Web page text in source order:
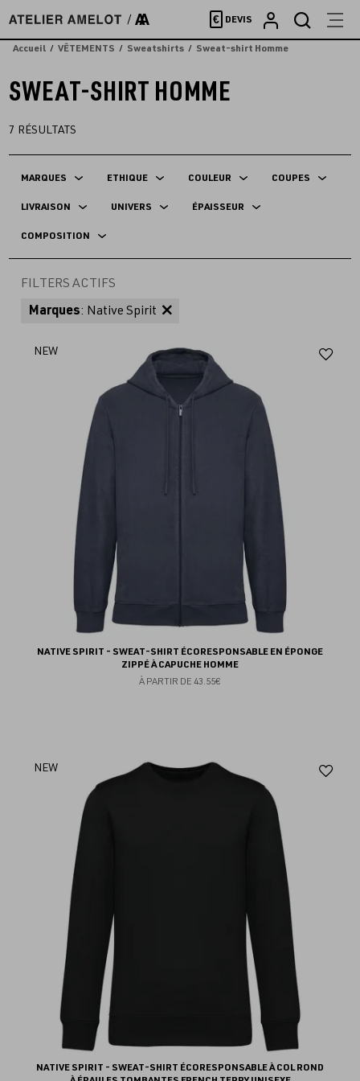
directement
au
€ DEVIS
Accueil VÊTEMENTS Sweatshirts Sweat-shirt Homme
SWEAT-SHIRT HOMME
7 RÉSULTATS
MARQUES ETHIQUE COULEUR COUPES
LIVRAISON UNIVERS ÉPAISSEUR
COMPOSITION
FILTERS ACTIFS
Marques: Native Spirit
NEW
NATIVE SPIRIT - SWEAT-SHIRT ÉCORESPONSABLE EN ÉPONGE
ZIPPÉ À CAPUCHE HOMME
À PARTIR DE 43.55€
NEW
NATIVE SPIRIT - SWEAT-SHIRT ÉCORESPONSABLE À COL ROND